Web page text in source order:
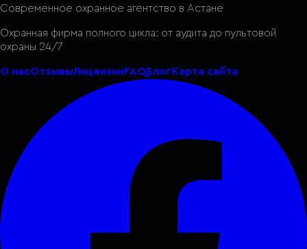
Современное охранное агентство в Астане
Охранная фирма полного цикла: от аудита до пультовой
охраны 24/7
О насОтзывыЛицензииFAQБлогКарта сайта